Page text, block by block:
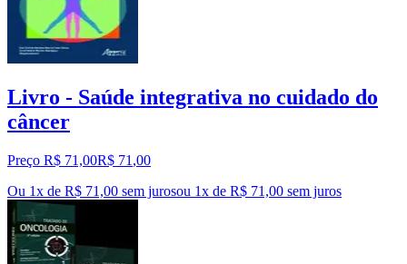
Livro - Saúde integrativa no cuidado do
câncer
Preço R$ 71,00R$ 71 ,00
Ou 1x de R$ 71,00 sem jurosou 1x de R$ 71,00 sem juros